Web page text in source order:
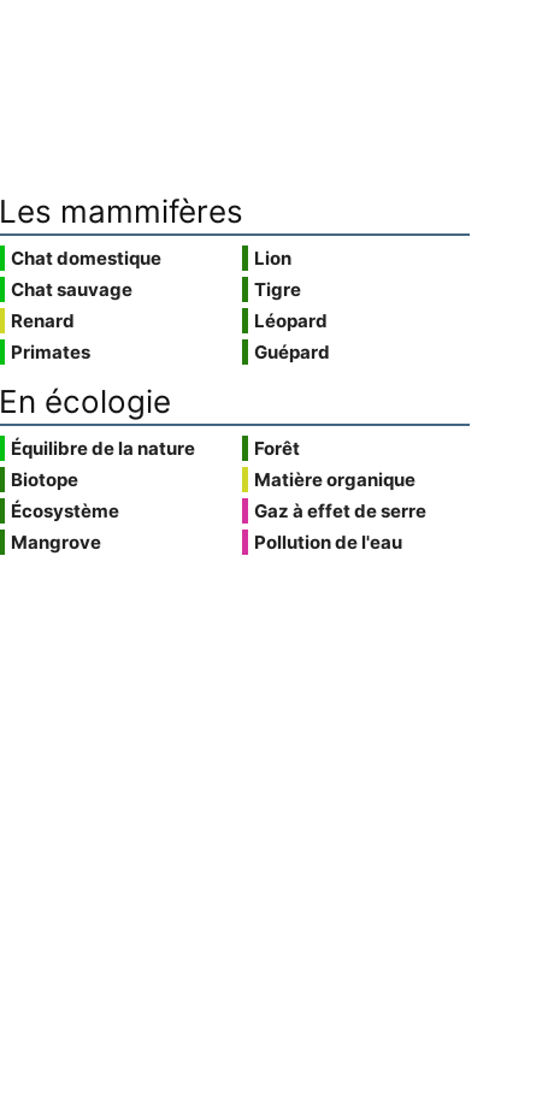
Les mammifères
Chat domestique
Chat sauvage
Renard
Primates
Lion
Tigre
Léopard
Guépard
En écologie
Équilibre de la nature
Biotope
Écosystème
Mangrove
Forêt
Matière organique
Gaz à effet de serre
Pollution de l'eau